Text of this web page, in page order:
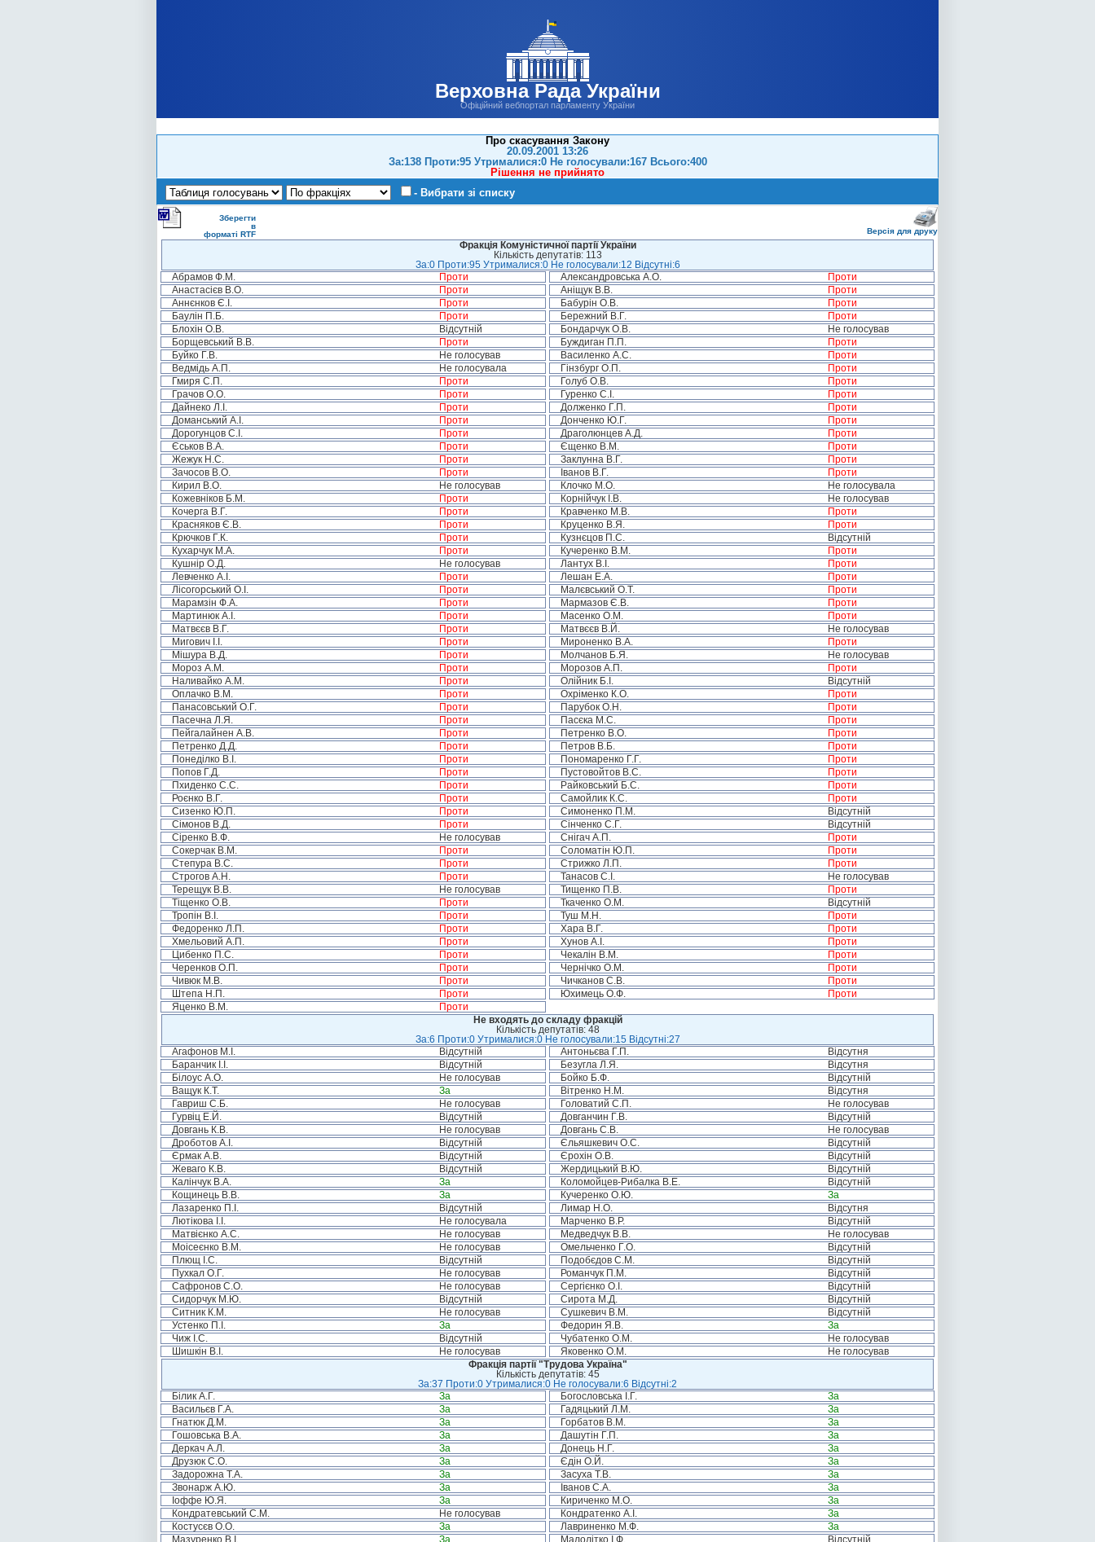
Верховна Рада України
Офіційний вебпортал парламенту України
Про скасування Закону
20.09.2001 13:26
За:138 Проти:95 Утрималися:0 Не голосували:167 Всього:400
Рішення не прийнято
- Вибрати зі списку
Зберегти
в
форматі RTF
Версія для друку
Фракція Комуністичної партії України
Кількість депутатів: 113
За:0 Проти:95 Утрималися:0 Не голосували:12 Відсутні:6
Абрамов Ф.М.
Проти Александровська А.О.
Проти
Анастасієв В.О.
Проти Аніщук В.В.
Проти
Аннєнков Є.І.
Проти Бабурін О.В.
Проти
Баулін П.Б.
Проти Бережний В.Г.
Проти
Блохін О.В.
Відсутній Бондарчук О.В.
Не голосував
Борщевський В.В.
Проти Буждиган П.П.
Проти
Буйко Г.В.
Не голосував Василенко А.С.
Проти
Ведмідь А.П.
Не голосувала Гінзбург О.П.
Проти
Гмиря С.П.
Проти Голуб О.В.
Проти
Грачов О.О.
Проти Гуренко С.І.
Проти
Дайнеко Л.І.
Проти Долженко Г.П.
Проти
Доманський А.І.
Проти Донченко Ю.Г.
Проти
Дорогунцов С.І.
Проти Драголюнцев А.Д.
Проти
Єськов В.А.
Проти Єщенко В.М.
Проти
Жежук Н.С.
Проти Заклунна В.Г.
Проти
Зачосов В.О.
Проти Іванов В.Г.
Проти
Кирил В.О.
Не голосував Клочко М.О.
Не голосувала
Кожевніков Б.М.
Проти Корнійчук І.В.
Не голосував
Кочерга В.Г.
Проти Кравченко М.В.
Проти
Красняков Є.В.
Проти Круценко В.Я.
Проти
Крючков Г.К.
Проти Кузнєцов П.С.
Відсутній
Кухарчук М.А.
Проти Кучеренко В.М.
Проти
Кушнір О.Д.
Не голосував Лантух В.І.
Проти
Левченко А.І.
Проти Лешан Е.А.
Проти
Лісогорський О.І.
Проти Малєвський О.Т.
Проти
Марамзін Ф.А.
Проти Мармазов Є.В.
Проти
Мартинюк А.І.
Проти Масенко О.М.
Проти
Матвєєв В.Г.
Проти Матвєєв В.Й.
Не голосував
Мигович І.І.
Проти Мироненко В.А.
Проти
Мішура В.Д.
Проти Молчанов Б.Я.
Не голосував
Мороз А.М.
Проти Морозов А.П.
Проти
Наливайко А.М.
Проти Олійник Б.І.
Відсутній
Оплачко В.М.
Проти Охріменко К.О.
Проти
Панасовський О.Г.
Проти Парубок О.Н.
Проти
Пасечна Л.Я.
Проти Пасєка М.С.
Проти
Пейгалайнен А.В.
Проти Петренко В.О.
Проти
Петренко Д.Д.
Проти Петров В.Б.
Проти
Понеділко В.І.
Проти Пономаренко Г.Г.
Проти
Попов Г.Д.
Проти Пустовойтов В.С.
Проти
Пхиденко С.С.
Проти Райковський Б.С.
Проти
Роєнко В.Г.
Проти Самойлик К.С.
Проти
Сизенко Ю.П.
Проти Симоненко П.М.
Відсутній
Сімонов В.Д.
Проти Сінченко С.Г.
Відсутній
Сіренко В.Ф.
Не голосував Снігач А.П.
Проти
Сокерчак В.М.
Проти Соломатін Ю.П.
Проти
Степура В.С.
Проти Стрижко Л.П.
Проти
Строгов А.Н.
Проти Танасов С.І.
Не голосував
Терещук В.В.
Не голосував Тищенко П.В.
Проти
Тіщенко О.В.
Проти Ткаченко О.М.
Відсутній
Тропін В.І.
Проти Туш М.Н.
Проти
Федоренко Л.П.
Проти Хара В.Г.
Проти
Хмельовий А.П.
Проти Хунов А.І.
Проти
Цибенко П.С.
Проти Чекалін В.М.
Проти
Черенков О.П.
Проти Чернічко О.М.
Проти
Чивюк М.В.
Проти Чичканов С.В.
Проти
Штепа Н.П.
Проти Юхимець О.Ф.
Проти
Яценко В.М.
Проти
Не входять до складу фракцій
Кількість депутатів: 48
За:6 Проти:0 Утрималися:0 Не голосували:15 Відсутні:27
Агафонов М.І.
Відсутній Антоньєва Г.П.
Відсутня
Баранчик І.І.
Відсутній Безугла Л.Я.
Відсутня
Білоус А.О.
Не голосував Бойко Б.Ф.
Відсутній
Ващук К.Т.
За Вітренко Н.М.
Відсутня
Гавриш С.Б.
Не голосував Головатий С.П.
Не голосував
Гурвіц Е.Й.
Відсутній Довганчин Г.В.
Відсутній
Довгань К.В.
Не голосував Довгань С.В.
Не голосував
Дроботов А.І.
Відсутній Єльяшкевич О.С.
Відсутній
Єрмак А.В.
Відсутній Єрохін О.В.
Відсутній
Жеваго К.В.
Відсутній Жердицький В.Ю.
Відсутній
Калінчук В.А.
За Коломойцев-Рибалка В.Е.
Відсутній
Кощинець В.В.
За Кучеренко О.Ю.
За
Лазаренко П.І.
Відсутній Лимар Н.О.
Відсутня
Лютікова І.І.
Не голосувала Марченко В.Р.
Відсутній
Матвієнко А.С.
Не голосував Медведчук В.В.
Не голосував
Моісеєнко В.М.
Не голосував Омельченко Г.О.
Відсутній
Плющ І.С.
Відсутній Подобєдов С.М.
Відсутній
Пухкал О.Г.
Не голосував Романчук П.М.
Відсутній
Сафронов С.О.
Не голосував Сергієнко О.І.
Відсутній
Сидорчук М.Ю.
Відсутній Сирота М.Д.
Відсутній
Ситник К.М.
Не голосував Сушкевич В.М.
Відсутній
Устенко П.І.
За Федорин Я.В.
За
Чиж І.С.
Відсутній Чубатенко О.М.
Не голосував
Шишкін В.І.
Не голосував Яковенко О.М.
Не голосував
Фракція партії "Трудова Україна"
Кількість депутатів: 45
За:37 Проти:0 Утрималися:0 Не голосували:6 Відсутні:2
Білик А.Г.
За Богословська І.Г.
За
Васильєв Г.А.
За Гадяцький Л.М.
За
Гнатюк Д.М.
За Горбатов В.М.
За
Гошовська В.А.
За Дашутін Г.П.
За
Деркач А.Л.
За Донець Н.Г.
За
Друзюк С.О.
За Єдін О.Й.
За
Задорожна Т.А.
За Засуха Т.В.
За
Звонарж А.Ю.
За Іванов С.А.
За
Іоффе Ю.Я.
За Кириченко М.О.
За
Кондратевський С.М.
Не голосував Кондратенко А.І.
За
Костусєв О.О.
За Лавриненко М.Ф.
За
Мазуренко В.І.
За Малолітко І.Ф.
Відсутній